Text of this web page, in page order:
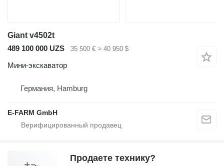
Giant v4502t
489 100 000 UZS
35 500 € ≈ 40 950 $
Мини-экскаватор
Германия, Hamburg
E-FARM GmbH
Продаете технику?